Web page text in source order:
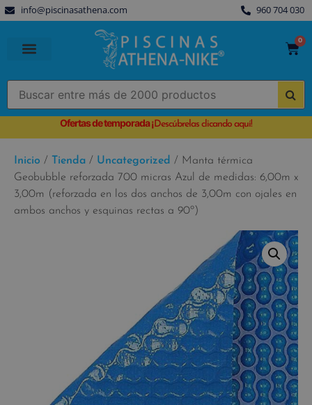
info@piscinasathena.com 960 704 030
0
Ofertas de temporada¡Descúbrelas clicando aquí!
Inicio / Tienda / Uncategorized / Manta térmica
Geobubble reforzada 700 micras Azul de medidas: 6,00m x
3,00m (reforzada en los dos anchos de 3,00m con ojales en
ambos anchos y esquinas rectas a 90º)